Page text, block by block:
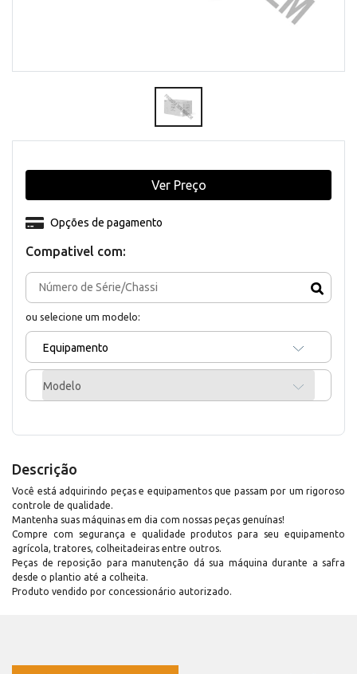
Compativel com:
ou selecione um modelo:
Equipamento
Modelo
Opções de pagamento
Ver Preço
Descrição
Você está adquirindo peças e equipamentos que passam por um rigoroso
controle de qualidade.
Mantenha suas máquinas em dia com nossas peças genuínas!
Compre com segurança e qualidade produtos para seu equipamento
agrícola, tratores, colheitadeiras entre outros.
Peças de reposição para manutenção dá sua máquina durante a safra
desde o plantio até a colheita.
Produto vendido por concessionário autorizado.